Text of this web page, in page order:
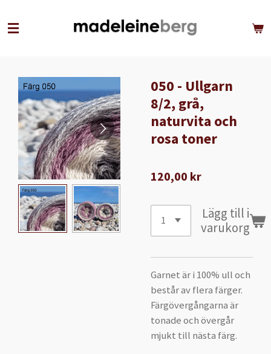
till
050 - Ullgarn
8/2, grå,
naturvita och
rosa toner
120,00 kr
Lägg till i
varukorg
Garnet är i 100% ull och
består av flera färger.
Färgövergångarna är
tonade och övergår
mjukt till nästa färg.